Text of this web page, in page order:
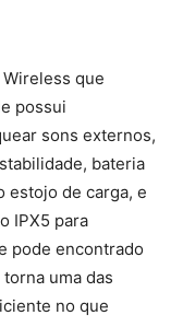
que
possui
sons externos,
bateria
estojo de carga, e
IPX5 para
pode encontrado
uma das
no que